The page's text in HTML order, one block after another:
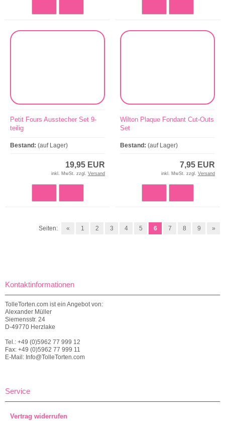
Petit Fours Ausstecher Set 9-
teilig
Bestand: (auf Lager)
19,95 EUR
inkl. MwSt. zzgl. Versand
Wilton Plaque Fondant Cut-Outs
Set
Bestand: (auf Lager)
7,95 EUR
inkl. MwSt. zzgl. Versand
Seiten: « 1 2 3 4 5 6 7 8 9 »
Kontaktinformationen
TolleTorten.com ist ein Angebot von:
Alexander Müller
Siemensstr. 24
D-49770 Herzlake
Tel.: +49 (0)5962 77 999 12
Fax: +49 (0)5962 77 999 11
E-Mail: Info@TolleTorten.com
Service
Vertrag widerrufen